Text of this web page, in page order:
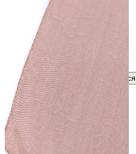
В розницу
Узнать оптовую цену сейчас
Войти Зарегистрироваться
Оптом
Цвет:Коричневый